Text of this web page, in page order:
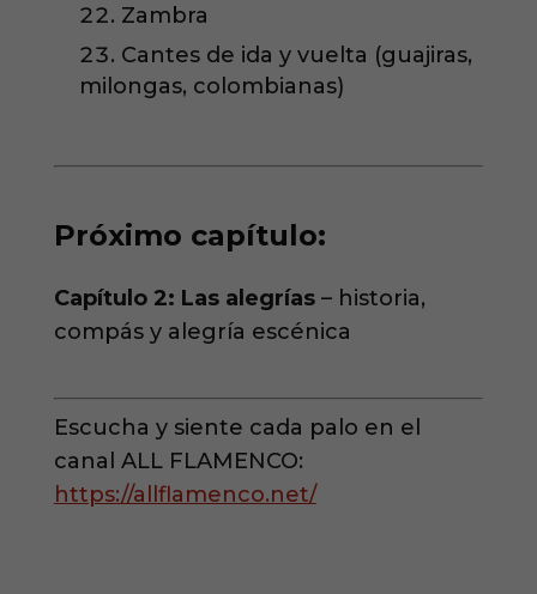
Zambra
Cantes de ida y vuelta (guajiras,
milongas, colombianas)
Próximo capítulo:
Capítulo 2: Las alegrías– historia,
compás y alegría escénica
Escucha y siente cada palo en el
canal ALL FLAMENCO:
https://allflamenco.net/